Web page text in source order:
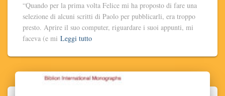
“Quando per la prima volta Felice mi ha proposto di fare una
selezione di alcuni scritti di Paolo per pubblicarli, era troppo
presto. Aprire il suo computer, riguardare i suoi appunti, mi
faceva (e mi Leggi tutto